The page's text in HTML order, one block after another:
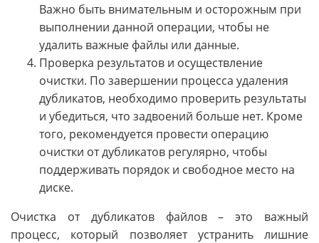
Важно быть внимательным и осторожным при
выполнении данной операции, чтобы не
удалить важные файлы или данные.
Проверка результатов и осуществление
очистки. По завершении процесса удаления
дубликатов, необходимо проверить результаты
и убедиться, что задвоений больше нет. Кроме
того, рекомендуется провести операцию
очистки от дубликатов регулярно, чтобы
поддерживать порядок и свободное место на
диске.
Очистка от дубликатов файлов – это важный
процесс, который позволяет устранить лишние